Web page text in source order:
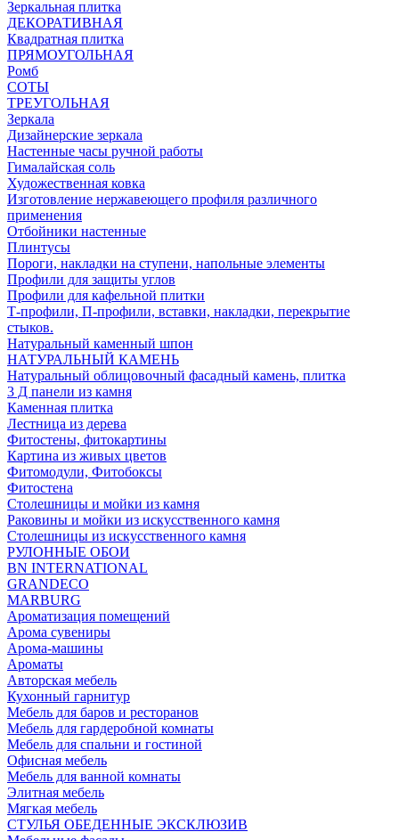
Зеркальная плитка
ДЕКОРАТИВНАЯ
Квадратная плитка
ПРЯМОУГОЛЬНАЯ
Ромб
СОТЫ
ТРЕУГОЛЬНАЯ
Зеркала
Дизайнерские зеркала
Настенные часы ручной работы
Гималайская соль
Художественная ковка
Изготовление нержавеющего профиля различного
применения
Отбойники настенные
Плинтусы
Пороги, накладки на ступени, напольные элементы
Профили для защиты углов
Профили для кафельной плитки
Т-профили, П-профили, вставки, накладки, перекрытие
стыков.
Натуральный каменный шпон
НАТУРАЛЬНЫЙ КАМЕНЬ
Натуральный облицовочный фасадный камень, плитка
3 Д панели из камня
Каменная плитка
Лестница из дерева
Фитостены, фитокартины
Картина из живых цветов
Фитомодули, Фитобоксы
Фитостена
Столешницы и мойки из камня
Раковины и мойки из искусственного камня
Столешницы из искусственного камня
РУЛОННЫЕ ОБОИ
BN INTERNATIONAL
GRANDECO
MARBURG
Ароматизация помещений
Арома сувениры
Арома-машины
Ароматы
Авторская мебель
Кухонный гарнитур
Мебель для баров и ресторанов
Мебель для гардеробной комнаты
Мебель для спальни и гостиной
Офисная мебель
Мебель для ванной комнаты
Элитная мебель
Мягкая мебель
СТУЛЬЯ ОБЕДЕННЫЕ ЭКСКЛЮЗИВ